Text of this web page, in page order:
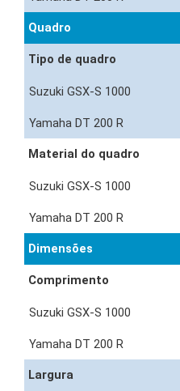
Quadro
Tipo de quadro
Material do quadro
Dimensões
Comprimento
Largura